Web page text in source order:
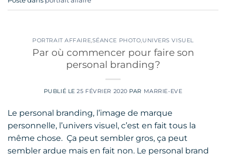
PORTRAIT AFFAIRE,SÉANCE PHOTO,UNIVERS VISUEL
Par où commencer pour faire son
personal branding?
PUBLIÉ LE25 FÉVRIER 2020 PAR MARRIE-EVE
Le personal branding, l’image de marque
personnelle, l’univers visuel, c’est en fait tous la
même chose. Ça peut sembler gros, ça peut
sembler ardue mais en fait non. Le personal brand